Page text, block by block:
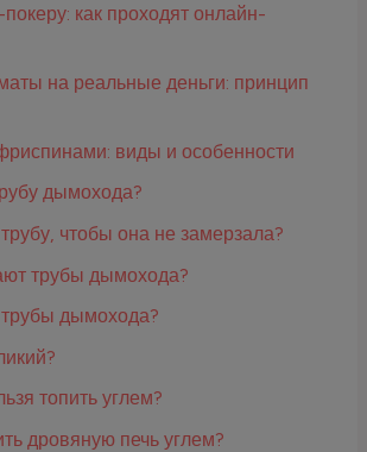
как проходят онлайн-
на реальные деньги: принцип
виды и особенности
дымохода?
чтобы она не замерзала?
трубы дымохода?
дымохода?
топить углем?
дровяную печь углем?